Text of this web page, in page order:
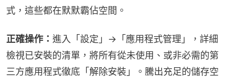
式，這些都在默默霸佔空間。
正確操作： 進入「設定」→「應用程式管理」，詳細
檢視已安裝的清單，將所有從未使用、或非必需的第
三方應用程式徹底「解除安裝」。騰出充足的儲存空